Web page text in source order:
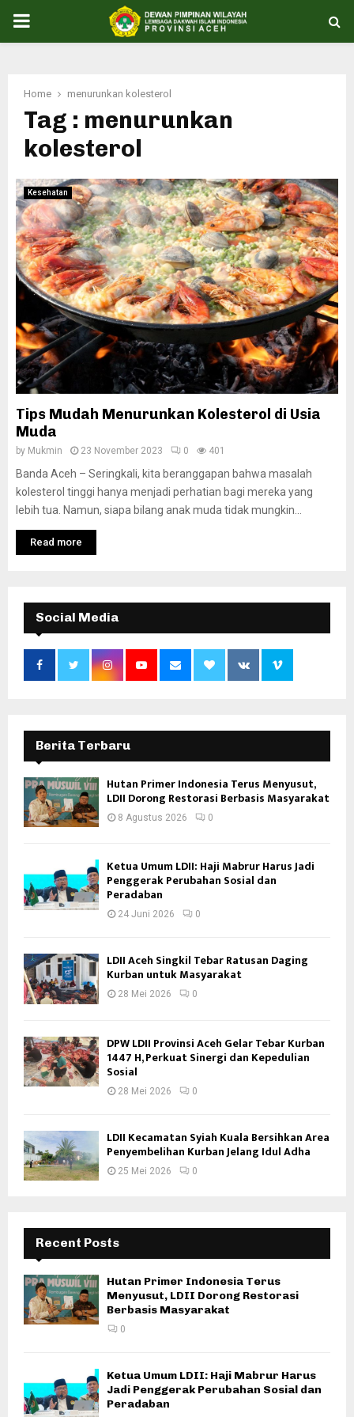
PRIMARY
Home menurunkan kolesterol
Tag : menurunkan
kolesterol
Kesehatan
Tips Mudah Menurunkan Kolesterol di Usia
Muda
by Mukmin 23 November 2023 0 401
Banda Aceh – Seringkali, kita beranggapan bahwa masalah
kolesterol tinggi hanya menjadi perhatian bagi mereka yang
lebih tua. Namun, siapa bilang anak muda tidak mungkin...
Read more
Social Media
Berita Terbaru
Hutan Primer Indonesia Terus Menyusut,
LDII Dorong Restorasi Berbasis Masyarakat
8 Agustus 2026 0
Ketua Umum LDII: Haji Mabrur Harus Jadi
Penggerak Perubahan Sosial dan
Peradaban
24 Juni 2026 0
LDII Aceh Singkil Tebar Ratusan Daging
Kurban untuk Masyarakat
28 Mei 2026 0
DPW LDII Provinsi Aceh Gelar Tebar Kurban
1447 H, Perkuat Sinergi dan Kepedulian
Sosial
28 Mei 2026 0
LDII Kecamatan Syiah Kuala Bersihkan Area
Penyembelihan Kurban Jelang Idul Adha
25 Mei 2026 0
Recent Posts
Hutan Primer Indonesia Terus
Menyusut, LDII Dorong Restorasi
Berbasis Masyarakat
0
Ketua Umum LDII: Haji Mabrur Harus
Jadi Penggerak Perubahan Sosial dan
Peradaban